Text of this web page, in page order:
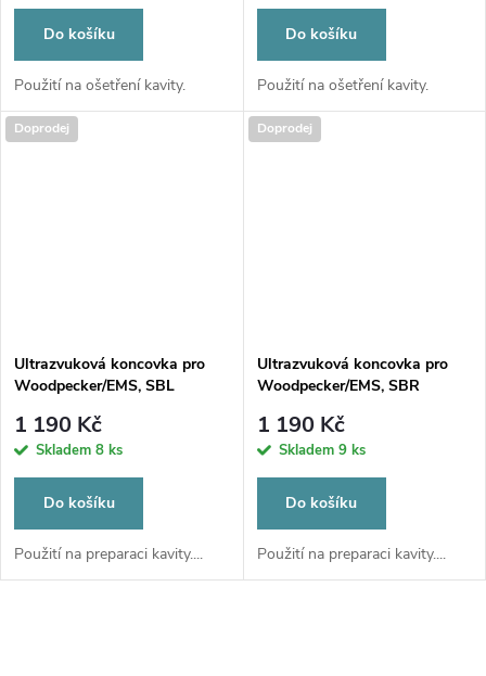
Do košíku
Použití na ošetření kavity.
Do košíku
Použití na ošetření kavity.
Doprodej
Ultrazvuková koncovka pro
Woodpecker/EMS, SBL
1 190 Kč
Skladem 8 ks
Do košíku
Použití na preparaci kavity....
Doprodej
Ultrazvuková koncovka pro
Woodpecker/EMS, SBR
1 190 Kč
Skladem 9 ks
Do košíku
Použití na preparaci kavity....